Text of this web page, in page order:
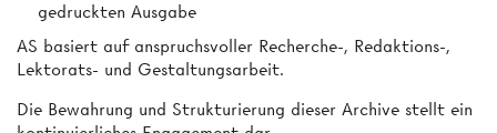
gedruckten Ausgabe
AS basiert auf anspruchsvoller Recherche-, Redaktions-,
Lektorats- und Gestaltungsarbeit.
Die Bewahrung und Strukturierung dieser Archive stellt ein